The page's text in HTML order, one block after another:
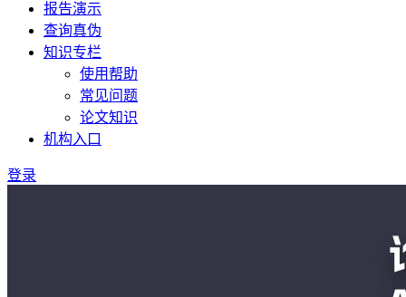
报告演示
查询真伪
知识专栏
使用帮助
常见问题
论文知识
机构入口
登录